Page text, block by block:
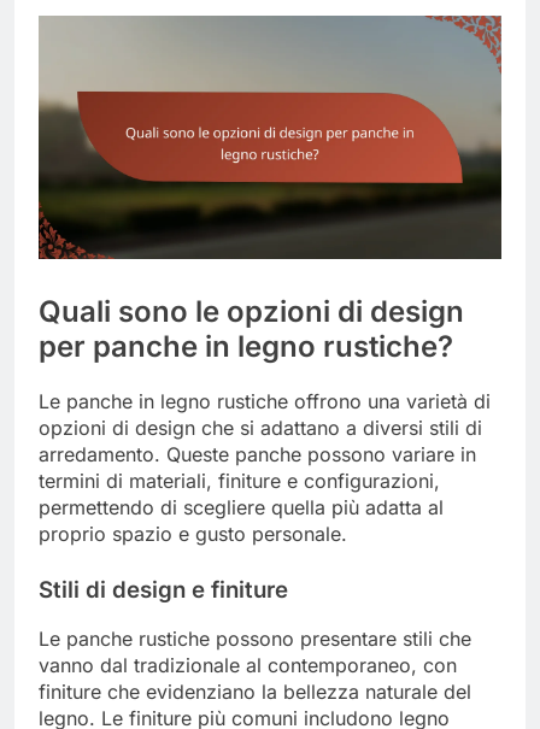
Quali sono le opzioni di design
per panche in legno rustiche?
Le panche in legno rustiche offrono una varietà di
opzioni di design che si adattano a diversi stili di
arredamento. Queste panche possono variare in
termini di materiali, finiture e configurazioni,
permettendo di scegliere quella più adatta al
proprio spazio e gusto personale.
Stili di design e finiture
Le panche rustiche possono presentare stili che
vanno dal tradizionale al contemporaneo, con
finiture che evidenziano la bellezza naturale del
legno. Le finiture più comuni includono legno